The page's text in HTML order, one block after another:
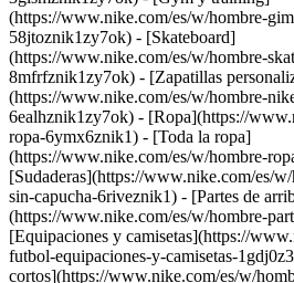
(https://www.nike.com/es/w/hombre-
58jtoznik1zy7ok) - [Skateboard]
(https://www.nike.com/es/w/hombre-
8mfrfznik1zy7ok) - [Zapatillas
(https://www.nike.com/es/w/hombre-
6ealhznik1zy7ok) - [Ropa](https://
ropa-6ymx6znik1) - [Toda la ropa]
(https://www.nike.com/es/w/hombre-
[Sudaderas](https://www.nike.com/es/
sin-capucha-6riveznik1) - [Partes de
(https://www.nike.com/es/w/hombre-
[Equipaciones y camisetas](https://
futbol-equipaciones-y-camisetas-
cortos](https://www.nike.com/es/w/